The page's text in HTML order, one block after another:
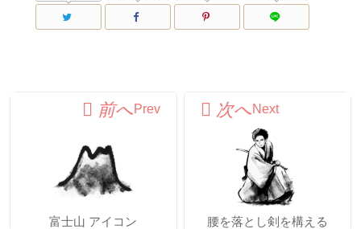
腰を落とし剣を構える
Next
富士山 アイコン
Prev